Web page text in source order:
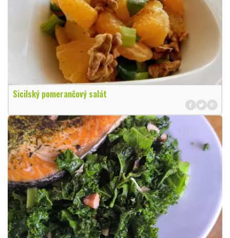
Sicilský pomerančový salát